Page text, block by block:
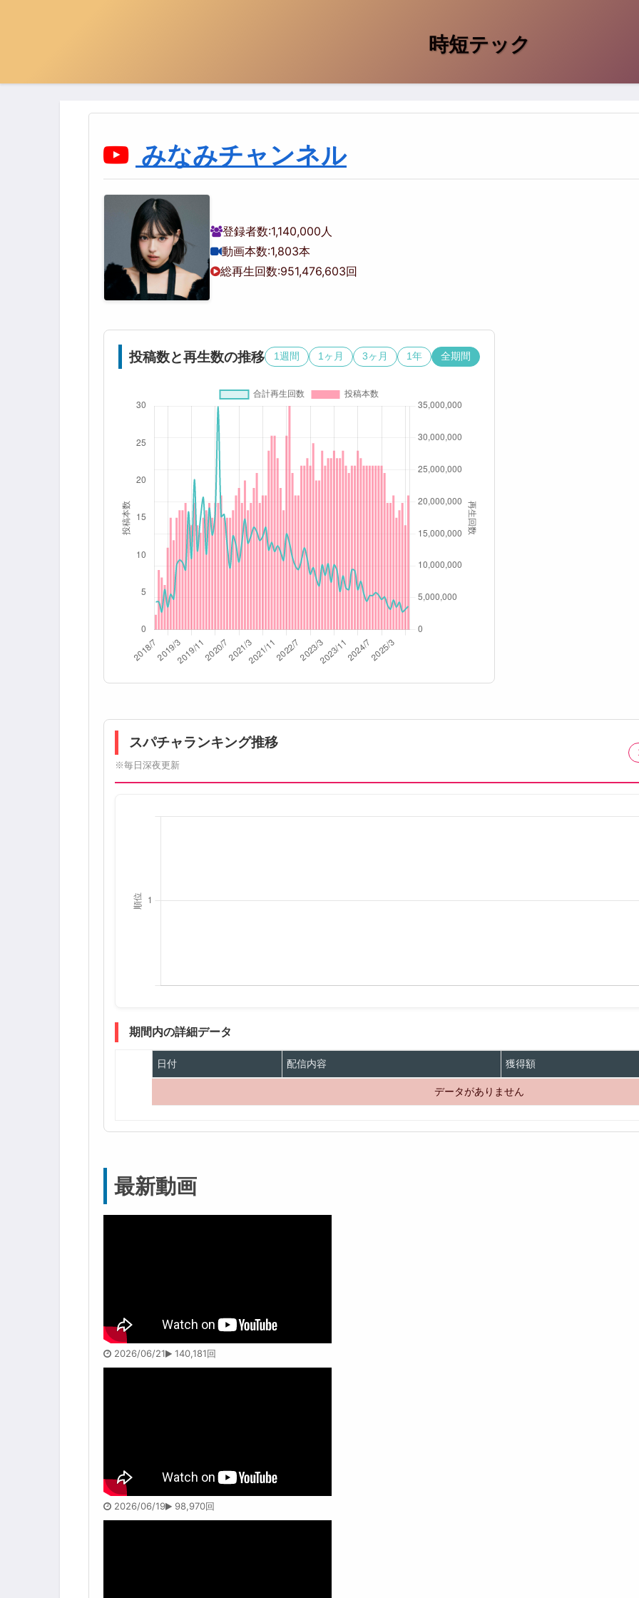
時短テック
みなみチャンネル
登録者数:1,140,000人
動画本数:1,803本
総再生回数:951,476,603回
投稿数と再生数の推移 1週間 1ヶ月 3ヶ月 1年 全期間
スパチャランキング推移
※毎日深夜更新
期間内の詳細データ
日付 配信内容 獲得額
データがありません
最新動画
2026/06/21 140,181回
2026/06/19 98,970回